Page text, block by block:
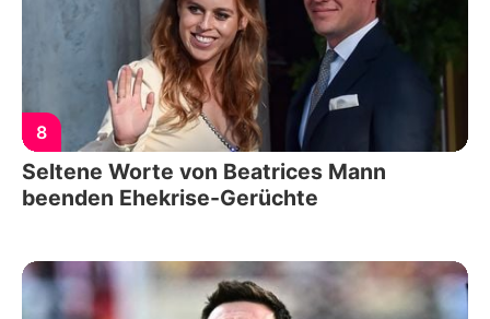
8
Seltene Worte von Beatrices Mann
beenden Ehekrise-Gerüchte